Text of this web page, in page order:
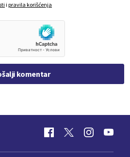
i pravila korišćenja
komentar